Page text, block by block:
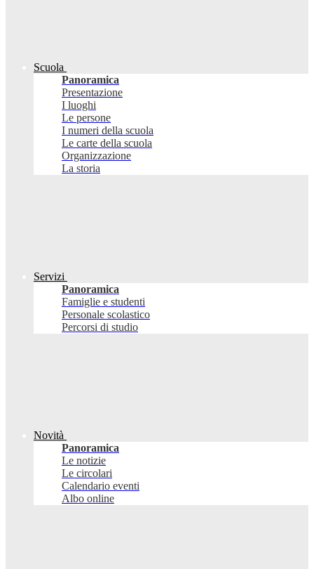
Scuola
Panoramica
Presentazione
I luoghi
Le persone
I numeri della scuola
Le carte della scuola
Organizzazione
La storia
Servizi
Panoramica
Famiglie e studenti
Personale scolastico
Percorsi di studio
Novità
Panoramica
Le notizie
Le circolari
Calendario eventi
Albo online